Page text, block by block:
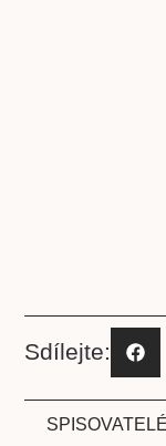
Sdílejte: